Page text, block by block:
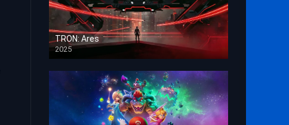
TRON: Ares
2025
HD 1080p